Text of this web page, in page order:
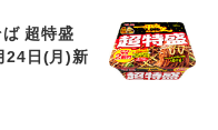
ば 超特盛
24日(月)新